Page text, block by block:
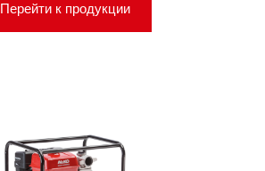
Перейти к продукции